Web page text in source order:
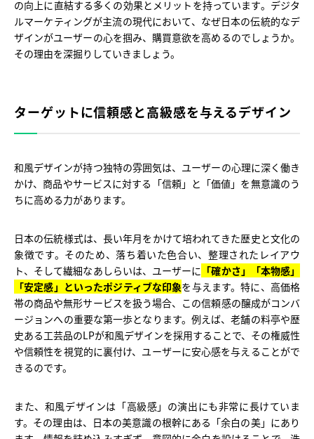
の向上に直結する多くの効果とメリットを持っています。デジタ
ルマーケティングが主流の現代において、なぜ日本の伝統的なデ
ザインがユーザーの心を掴み、購買意欲を高めるのでしょうか。
その理由を深掘りしていきましょう。
ターゲットに信頼感と高級感を与えるデザイン
和風デザインが持つ独特の雰囲気は、ユーザーの心理に深く働き
かけ、商品やサービスに対する「信頼」と「価値」を無意識のう
ちに高める力があります。
日本の伝統様式は、長い年月をかけて培われてきた歴史と文化の
象徴です。そのため、落ち着いた色合い、整理されたレイアウ
ト、そして繊細なあしらいは、ユーザーに 「確かさ」「本物感」
「安定感」といったポジティブな印象を与えます。特に、高価格
帯の商品や無形サービスを扱う場合、この信頼感の醸成がコンバ
ージョンへの重要な第一歩となります。例えば、老舗の料亭や歴
史ある工芸品のLPが和風デザインを採用することで、その権威性
や信頼性を視覚的に裏付け、ユーザーに安心感を与えることがで
きるのです。
また、和風デザインは「高級感」の演出にも非常に長けていま
す。その理由は、日本の美意識の根幹にある「余白の美」にあり